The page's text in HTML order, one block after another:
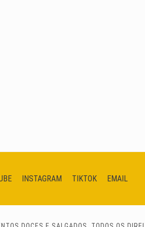
INSTAGRAM TIKTOK EMAIL